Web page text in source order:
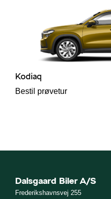
Kodiaq
Bestil prøvetur
Dalsgaard Biler A/S
Frederikshavnsvej 255